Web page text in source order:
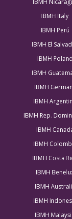
IBMH
IBMH Italy
IBMH Perú
IBMH El
IBMH Poland
IBMH
IBMH
IBMH
IBMH Rep.
IBMH
IBMH
IBMH Costa
IBMH
IBMH
IBMH
IBMH